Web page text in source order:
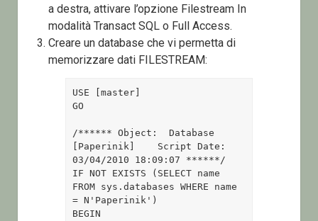
a destra, attivare l’opzione Filestream In
modalità Transact SQL o Full Access.
Creare un database che vi permetta di
memorizzare dati FILESTREAM:
USE [master]
GO
/****** Object:  Database
[Paperinik]    Script Date:
03/04/2010 18:09:07 ******/
IF NOT EXISTS (SELECT name
FROM sys.databases WHERE name
= N'Paperinik')
BEGIN